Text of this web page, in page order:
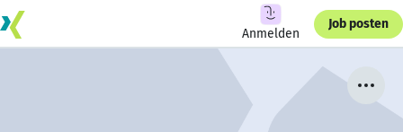
Anmelden
Job posten